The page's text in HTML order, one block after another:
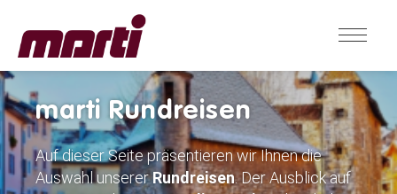
marti Rundreisen
Auf dieser Seite präsentieren wir Ihnen die
Auswahl unsererRundreisen. Der Ausblick auf